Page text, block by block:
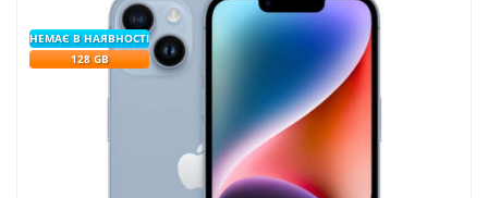
НЕМАЄ В НАЯВНОСТІ
128 GB